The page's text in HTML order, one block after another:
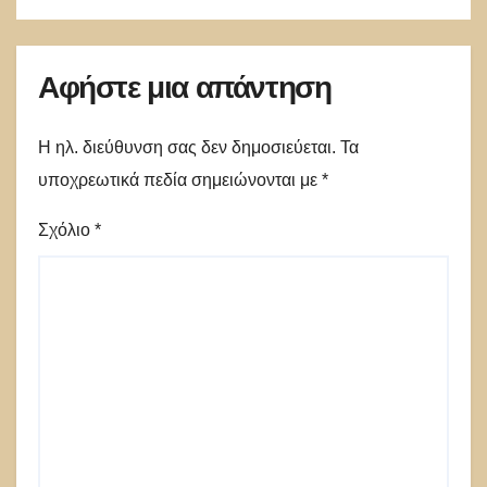
Αφήστε μια απάντηση
Η ηλ. διεύθυνση σας δεν δημοσιεύεται. Τα
υποχρεωτικά πεδία σημειώνονται με *
Σχόλιο *